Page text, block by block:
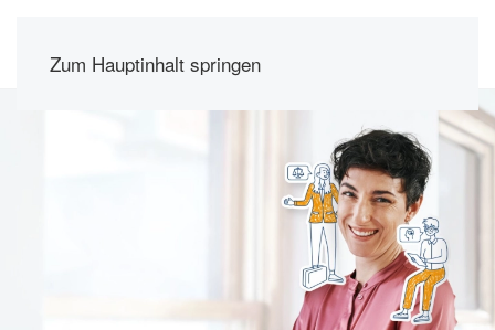
Zum Hauptinhalt springen